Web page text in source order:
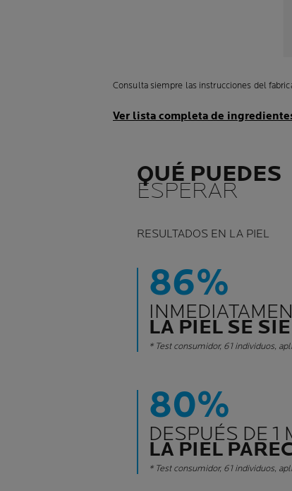
Consulta siempre las instrucciones del
Ver lista completa de
QUÉ PUEDES
ESPERAR
RESULTADOS EN LA PIEL
86%
LA PIEL SE
* Test consumidor, 61 individuos,
80%
DESPUÉS DE 1
LA PIEL
* Test consumidor, 61 individuos,